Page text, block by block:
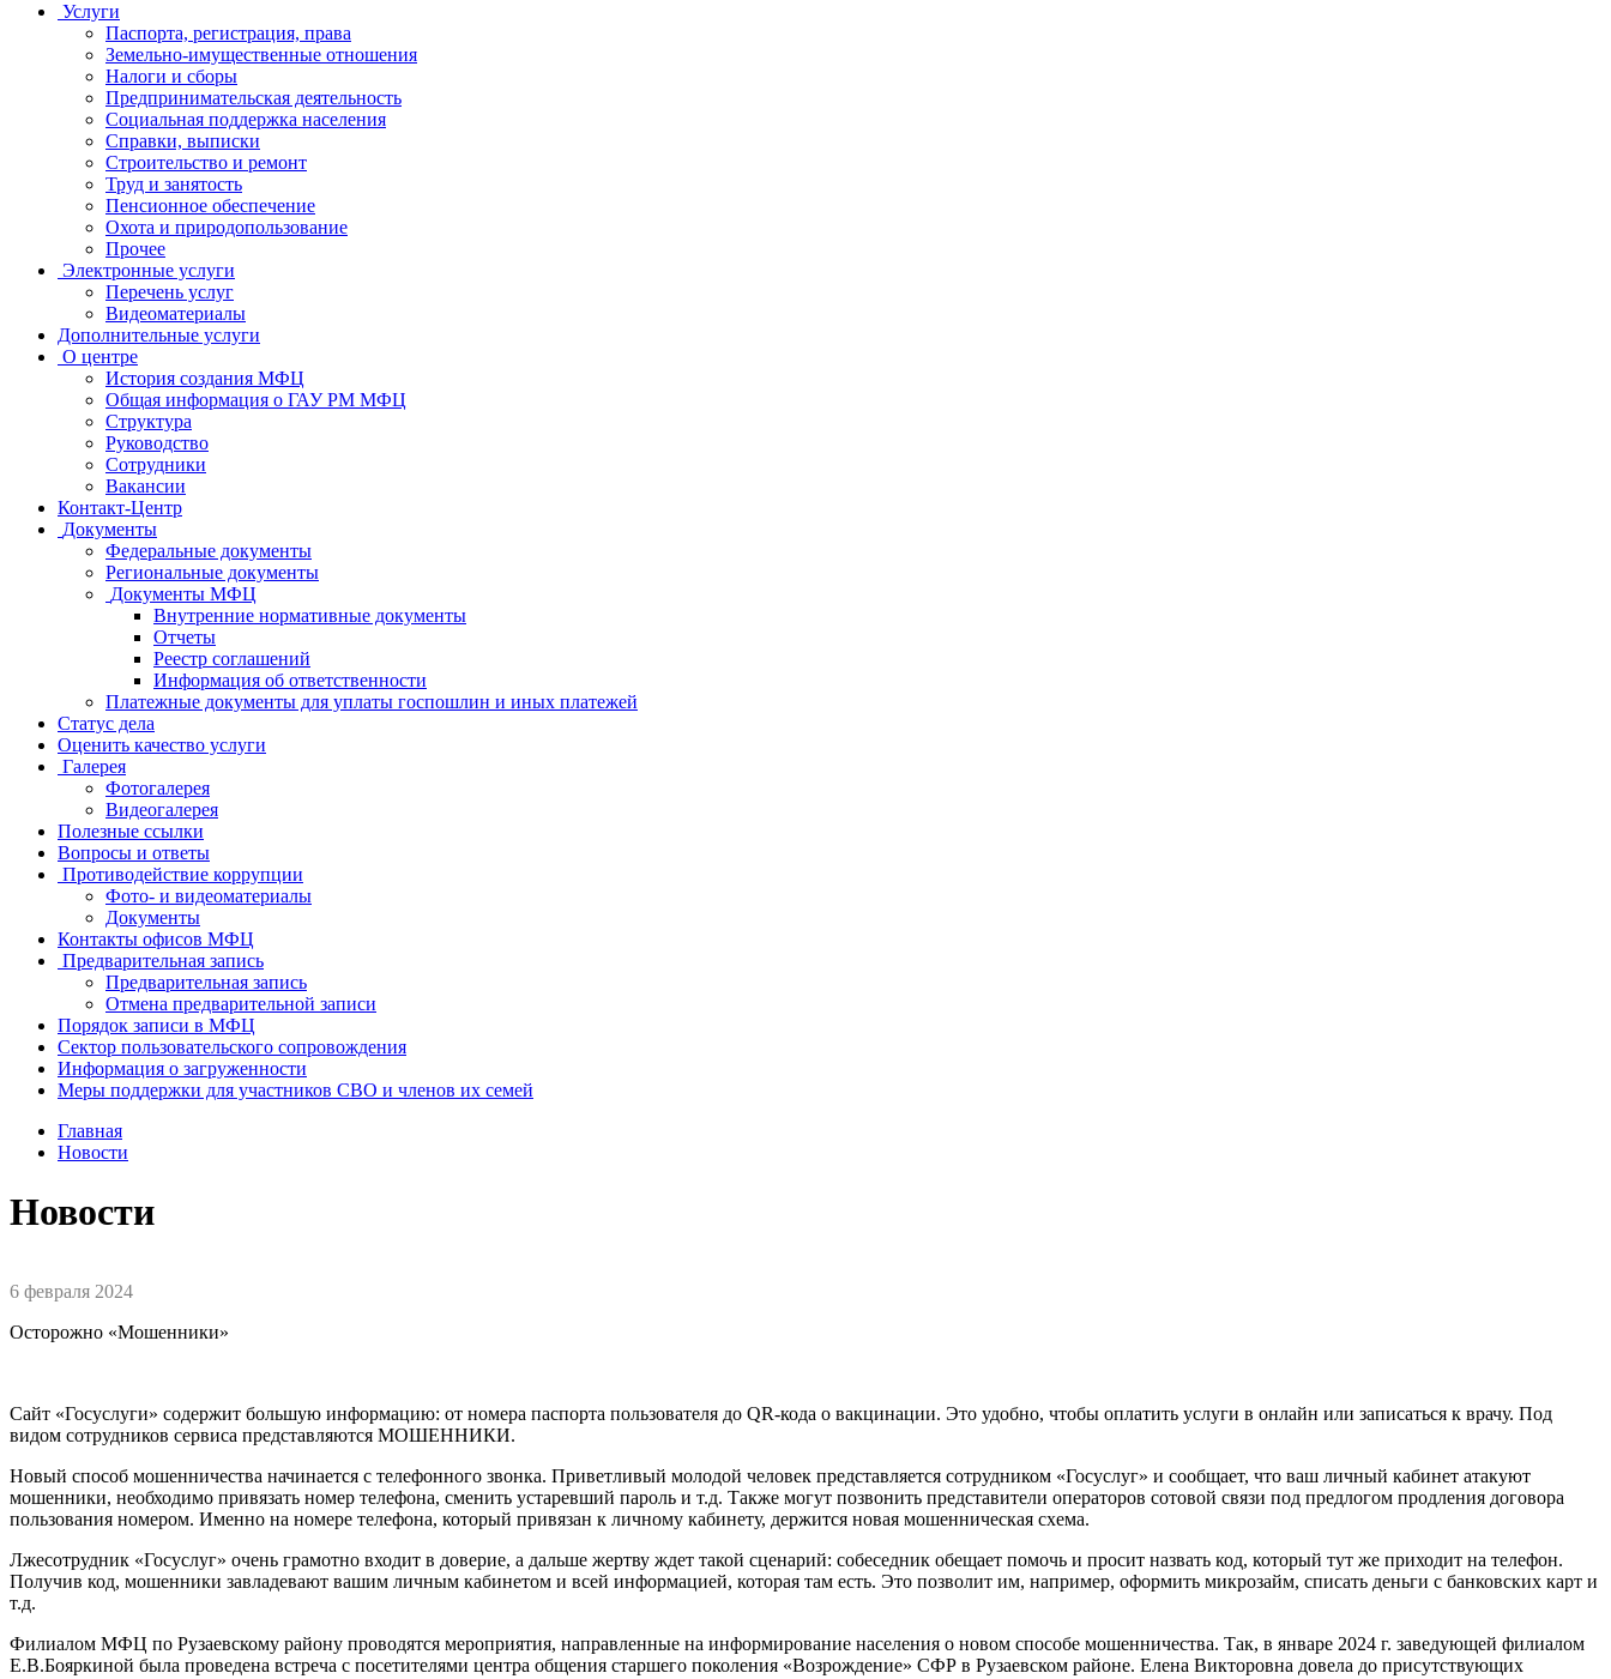
Услуги
Паспорта, регистрация, права
Земельно-имущественные отношения
Налоги и сборы
Предпринимательская деятельность
Социальная поддержка населения
Справки, выписки
Строительство и ремонт
Труд и занятость
Пенсионное обеспечение
Охота и природопользование
Прочее
Электронные услуги
Перечень услуг
Видеоматериалы
Дополнительные услуги
О центре
История создания МФЦ
Общая информация о ГАУ РМ МФЦ
Структура
Руководство
Сотрудники
Вакансии
Контакт-Центр
Документы
Федеральные документы
Региональные документы
Документы МФЦ
Внутренние нормативные документы
Отчеты
Реестр соглашений
Информация об ответственности
Платежные документы для уплаты госпошлин и иных платежей
Статус дела
Оценить качество услуги
Галерея
Фотогалерея
Видеогалерея
Полезные ссылки
Вопросы и ответы
Противодействие коррупции
Фото- и видеоматериалы
Документы
Контакты офисов МФЦ
Предварительная запись
Предварительная запись
Отмена предварительной записи
Порядок записи в МФЦ
Сектор пользовательского сопровождения
Информация о загруженности
Меры поддержки для участников СВО и членов их семей
Главная
Новости
Новости
6 февраля 2024
Осторожно «Мошенники»
Сайт «Госуслуги» содержит большую информацию: от номера паспорта пользователя до QR-кода о вакцинации. Это удобно, чтобы оплатить услуги в онлайн или записаться к врачу. Под
видом сотрудников сервиса представляются МОШЕННИКИ.
Новый способ мошенничества начинается с телефонного звонка. Приветливый молодой человек представляется сотрудником «Госуслуг» и сообщает, что ваш личный кабинет атакуют
мошенники, необходимо привязать номер телефона, сменить устаревший пароль и т.д. Также могут позвонить представители операторов сотовой связи под предлогом продления договора
пользования номером. Именно на номере телефона, который привязан к личному кабинету, держится новая мошенническая схема.
Лжесотрудник «Госуслуг» очень грамотно входит в доверие, а дальше жертву ждет такой сценарий: собеседник обещает помочь и просит назвать код, который тут же приходит на телефон.
Получив код, мошенники завладевают вашим личным кабинетом и всей информацией, которая там есть. Это позволит им, например, оформить микрозайм, списать деньги с банковских карт и
т.д.
Филиалом МФЦ по Рузаевскому району проводятся мероприятия, направленные на информирование населения о новом способе мошенничества. Так, в январе 2024 г. заведующей филиалом
Е.В.Бояркиной была проведена встреча с посетителями центра общения старшего поколения «Возрождение» СФР в Рузаевском районе. Елена Викторовна довела до присутствующих